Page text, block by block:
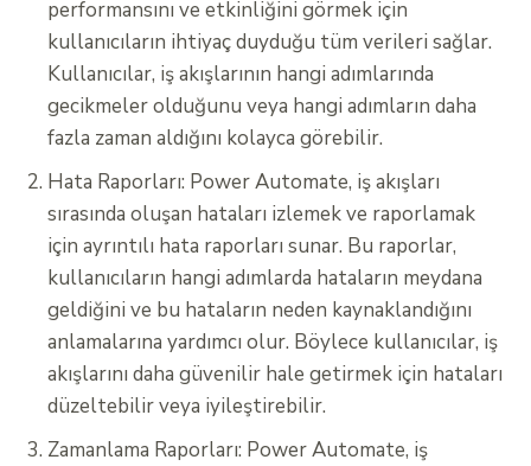
performansını ve etkinliğini görmek için
kullanıcıların ihtiyaç duyduğu tüm verileri sağlar.
Kullanıcılar, iş akışlarının hangi adımlarında
gecikmeler olduğunu veya hangi adımların daha
fazla zaman aldığını kolayca görebilir.
Hata Raporları: Power Automate, iş akışları
sırasında oluşan hataları izlemek ve raporlamak
için ayrıntılı hata raporları sunar. Bu raporlar,
kullanıcıların hangi adımlarda hataların meydana
geldiğini ve bu hataların neden kaynaklandığını
anlamalarına yardımcı olur. Böylece kullanıcılar, iş
akışlarını daha güvenilir hale getirmek için hataları
düzeltebilir veya iyileştirebilir.
Zamanlama Raporları: Power Automate, iş